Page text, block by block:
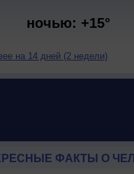
ночью: +15°
на 14 дней (2 недели)
ФАКТЫ О